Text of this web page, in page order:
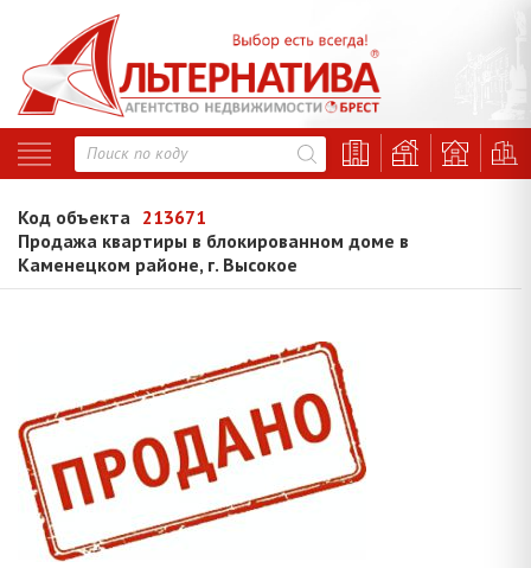
Код объекта 213671
Продажа квартиры в блокированном доме в
Каменецком районе, г. Высокое